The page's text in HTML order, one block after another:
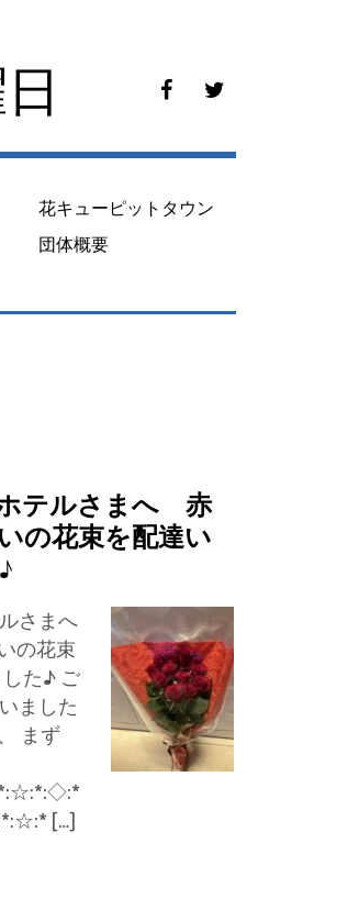
e
o
o
t
花キューピットタウン
団体概要
テルさまへ 赤
の花束を配達い
さまへ
の花束
た♪ ご
ました
まず
[…]